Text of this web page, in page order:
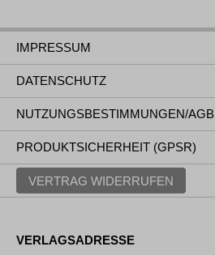
IMPRESSUM
DATENSCHUTZ
NUTZUNGSBESTIMMUNGEN/AGB
PRODUKTSICHERHEIT (GPSR)
VERTRAG WIDERRUFEN
VERLAGSADRESSE